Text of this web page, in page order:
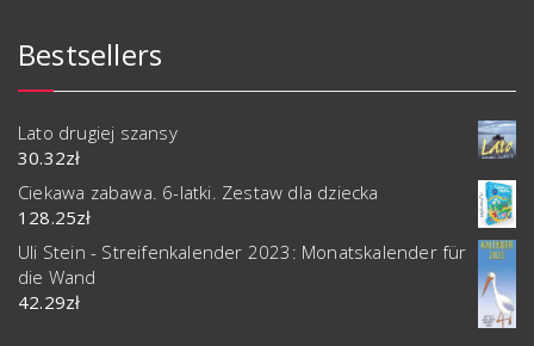
Bestsellers
Lato drugiej szansy
30.32zł
Ciekawa zabawa. 6-latki. Zestaw dla dziecka
128.25zł
Uli Stein - Streifenkalender 2023: Monatskalender für
die Wand
42.29zł